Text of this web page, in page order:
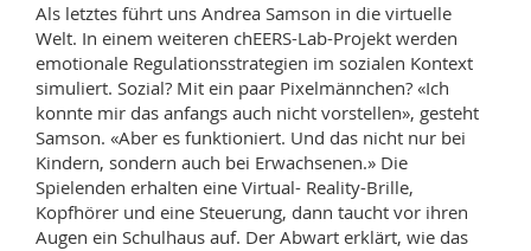
Als letztes führt uns Andrea Samson in die virtuelle
Welt. In einem weiteren chEERS-Lab-Projekt werden
emotionale Regulationsstrategien im sozialen Kontext
simuliert. Sozial? Mit ein paar Pixelmännchen? «Ich
konnte mir das anfangs auch nicht vorstellen», gesteht
Samson. «Aber es funktioniert. Und das nicht nur bei
Kindern, sondern auch bei Erwachsenen.» Die
Spielenden erhalten eine Virtual- Reality-Brille,
Kopfhörer und eine Steuerung, dann taucht vor ihren
Augen ein Schulhaus auf. Der Abwart erklärt, wie das